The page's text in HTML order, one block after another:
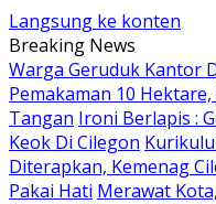
Langsung ke konten
Breaking News
Warga Geruduk Kantor
Pemakaman 10
Tangan Ironi Berlapis :
Keok Di Cilegon
Diterapkan, Kemenag
Pakai Hati Merawat